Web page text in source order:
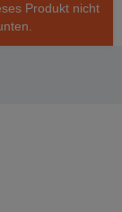
Produkt nicht